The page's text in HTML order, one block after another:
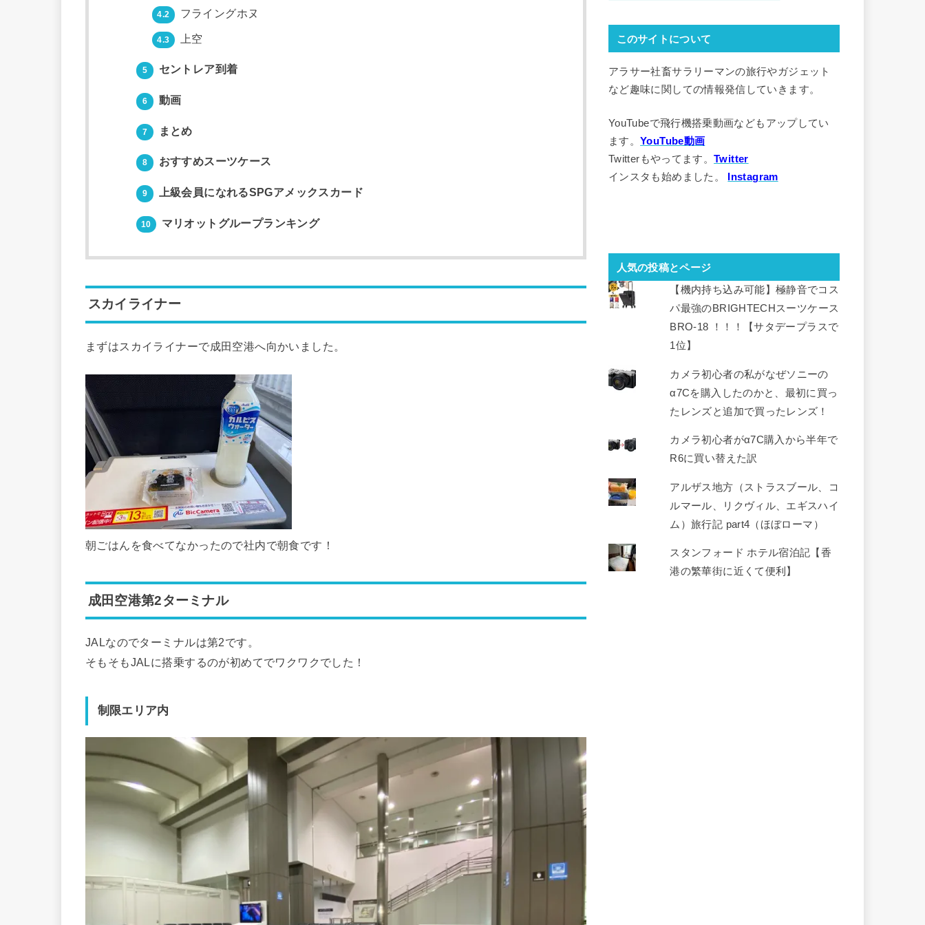
4.2 フライングホヌ
4.3 上空
5 セントレア到着
6 動画
7 まとめ
8 おすすめスーツケース
9 上級会員になれるSPGアメックスカード
10 マリオットグループランキング
スカイライナー
まずはスカイライナーで成田空港へ向かいました。
朝ごはんを食べてなかったので社内で朝食です！
成田空港第2ターミナル
JALなのでターミナルは第2です。
そもそもJALに搭乗するのが初めてでワクワクでした！
制限エリア内
このサイトについて
アラサー社畜サラリーマンの旅行やガジェット
など趣味に関しての情報発信していきます。
YouTubeで飛行機搭乗動画などもアップしてい
ます。YouTube動画
Twitterもやってます。Twitter
インスタも始めました。
Instagram
人気の投稿とページ
【機内持ち込み可能】極静音でコス
パ最強のBRIGHTECHスーツケース
BRO-18 ！！！【サタデープラスで
1位】
カメラ初心者の私がなぜソニーの
α7Cを購入したのかと、最初に買っ
たレンズと追加で買ったレンズ！
カメラ初心者がα7C購入から半年で
R6に買い替えた訳
アルザス地方（ストラスブール、コ
ルマール、リクヴィル、エギスハイ
ム）旅行記 part4（ほぼローマ）
スタンフォード ホテル宿泊記【香
港の繁華街に近くて便利】